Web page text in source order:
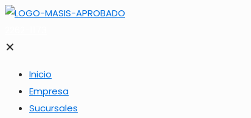
✕
Inicio
Empresa
Sucursales